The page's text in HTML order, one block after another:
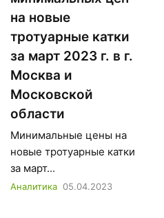
на новые
тротуарные катки
за март 2023 г. в г.
Москва и
Московской
области
Минимальные цены на
новые тротуарные катки
за март...
Аналитика 05.04.2023